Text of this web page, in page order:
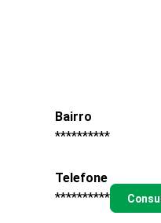
Bairro
**********
Telefone
**********